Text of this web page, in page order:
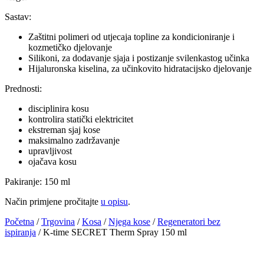
Sastav:
Zaštitni polimeri od utjecaja topline za kondicioniranje i
kozmetičko djelovanje
Silikoni, za dodavanje sjaja i postizanje svilenkastog učinka
Hijaluronska kiselina, za učinkovito hidratacijsko djelovanje
Prednosti:
disciplinira kosu
kontrolira statički elektricitet
ekstreman sjaj kose
maksimalno zadržavanje
upravljivost
ojačava kosu
Pakiranje: 150 ml
Način primjene pročitajte u opisu.
Početna /Trgovina /Kosa /Njega kose /Regeneratori bez
ispiranja / K-time SECRET Therm Spray 150 ml